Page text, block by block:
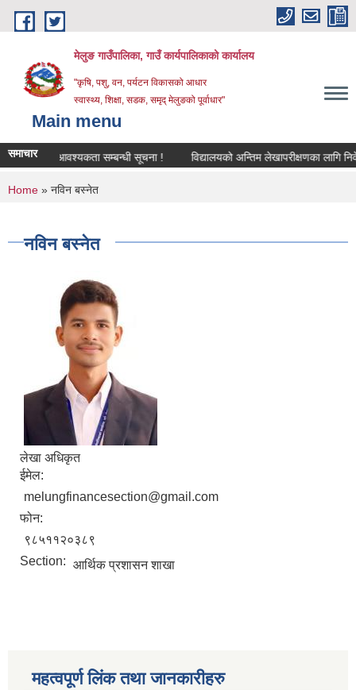
Skip to main content
मेलुङ गाउँपालिका, गाउँ कार्यपालिकाको कार्यालय
"कृषि, पशु, वन, पर्यटन विकासको आधार
स्वास्थ्य, शिक्षा, सडक, समृद् मेलुङको पूर्वाधार"
Main menu
समाचार
शिक्षक आवश्‍यकता सम्बन्धी सूचना ! विद्यालयको अन्तिम लेखापरीक्षणका लागि
You are here
Home » नविन बस्नेत
नविन बस्नेत
लेखा अधिकृत
ईमेल:
melungfinancesection@gmail.com
फोन:
९८५११२०३८९
Section: आर्थिक प्रशासन शाखा
महत्वपूर्ण लिंक तथा जानकारीहरु